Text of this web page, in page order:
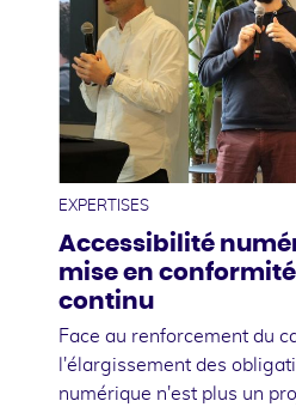
EXPERTISES
Accessibilité
mise en
continu
Face au renforcement du
l'élargissement des
numérique n'est plus un